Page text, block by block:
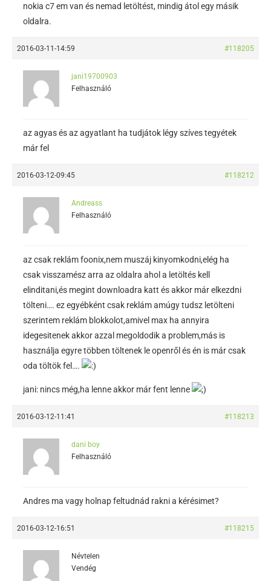
nokia c7 em van és nemad letöltést, mindig átol egy másik
oldalra.
2016-03-11-14:59 #118205
jani19700903
Felhasználó
az agyas és az agyatlant ha tudjátok légy szíves tegyétek
már fel
2016-03-12-09:45 #118212
Andreass
Felhasználó
az csak reklám foonix,nem muszáj kinyomkodni,elég ha
csak visszamész arra az oldalra ahol a letöltés kell
elinditani,és megint downloadra katt és akkor már elkezdni
tölteni…. ez egyébként csak reklám amúgy tudsz letölteni
szerintem reklám blokkolot,amivel max ha annyira
idegesitenek akkor azzal megoldodik a problem,más is
használja egyre többen töltenek le openről és én is már csak
oda töltök fel….
jani: nincs még,ha lenne akkor már fent lenne
2016-03-12-11:41 #118213
dani boy
Felhasználó
Andres ma vagy holnap feltudnád rakni a kérésimet?
2016-03-12-16:51 #118215
Névtelen
Vendég